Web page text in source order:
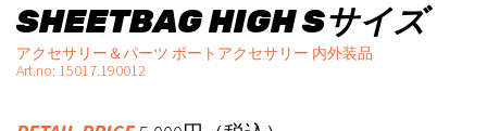
SHEETBAG HIGH Sサイズ
アクセサリー＆パーツ ボートアクセサリー 内外装品
Art.no: 15017.190012